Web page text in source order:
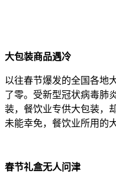
大包装商品遇冷
以往春节爆发的全国各地
了零。受新型冠状病毒肺
装，餐饮业专供大包装，
未能幸免，餐饮业所用的
春节礼盒无人问津